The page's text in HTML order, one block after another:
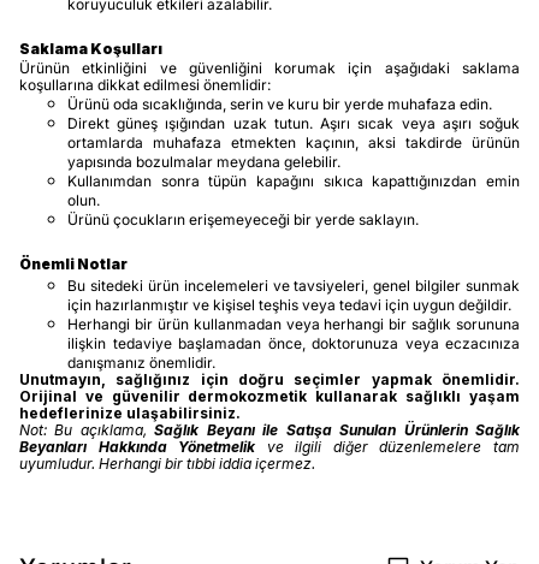
koruyuculuk etkileri azalabilir.
Saklama Koşulları
Ürünün etkinliğini ve güvenliğini korumak için aşağıdaki saklama
koşullarına dikkat edilmesi önemlidir:
Ürünü oda sıcaklığında, serin ve kuru bir yerde muhafaza edin.
Direkt güneş ışığından uzak tutun. Aşırı sıcak veya aşırı soğuk
ortamlarda muhafaza etmekten kaçının, aksi takdirde ürünün
yapısında bozulmalar meydana gelebilir.
Kullanımdan sonra tüpün kapağını sıkıca kapattığınızdan emin
olun.
Ürünü çocukların erişemeyeceği bir yerde saklayın.
Önemli Notlar
Bu sitedeki ürün incelemeleri ve tavsiyeleri, genel bilgiler sunmak
için hazırlanmıştır ve kişisel teşhis veya tedavi için uygun değildir.
Herhangi bir ürün kullanmadan veya herhangi bir sağlık sorununa
ilişkin tedaviye başlamadan önce, doktorunuza veya eczacınıza
danışmanız önemlidir.
Unutmayın, sağlığınız için doğru seçimler yapmak önemlidir.
Orijinal ve güvenilir dermokozmetik kullanarak sağlıklı yaşam
hedeflerinize ulaşabilirsiniz.
Not: Bu açıklama,Sağlık Beyanı ile Satışa Sunulan Ürünlerin Sağlık
Beyanları Hakkında Yönetmelik ve ilgili diğer düzenlemelere tam
uyumludur. Herhangi bir tıbbi iddia içermez.